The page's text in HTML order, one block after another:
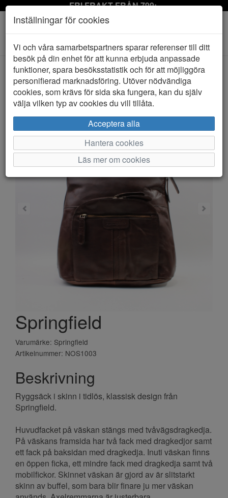
FRI FRAKT FRÅN 799:-
Toggle
navigation
HEM SPRINGFIELD
Springfield
Varumärke: Springfield
Artikelnummer: NOS1003
Beskrivning
Ryggsäck i skinn i tidlös, klassisk design från
Springfield.
Huvudfacket på väskan stängs med tvåvägsdragkedja.
På väskans framsida har två fack med dragkedjor samt
ett fack på baksidan med dragkedja. Inuti väskan finns
en öppen ficka, ett mindre fack med dragkedja samt två
mobilfickor. Skinnet väskan är gjord av är slitstarkt
skinn av buffel, som bara blir finare ju mer väskan
Inställningar för cookies
Vi och våra samarbetspartners sparar referenser till ditt
besök på din enhet för att kunna erbjuda anpassade
funktioner, spara besöksstatistik och för att möjliggöra
personifierad marknadsföring. Utöver nödvändiga
cookies, som krävs för sida ska fungera, kan du själv
välja vilken typ av cookies du vill tillåta.
Acceptera alla
Hantera cookies
Läs mer om cookies